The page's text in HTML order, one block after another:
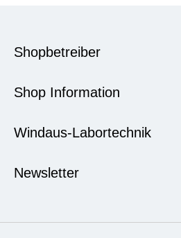
Shopbetreiber
Shop Information
Windaus-Labortechnik
Newsletter